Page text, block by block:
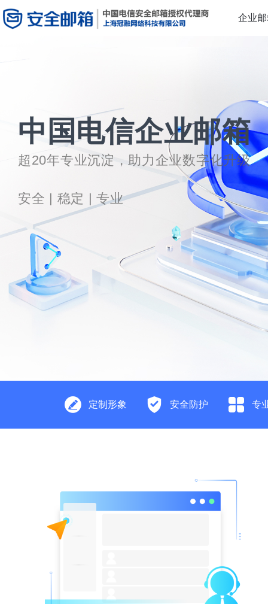
企业
中国电信企业邮箱
超20年专业沉淀，助力企业数字化升级
安全 | 稳定 | 专业
定制形象 安全防护 专